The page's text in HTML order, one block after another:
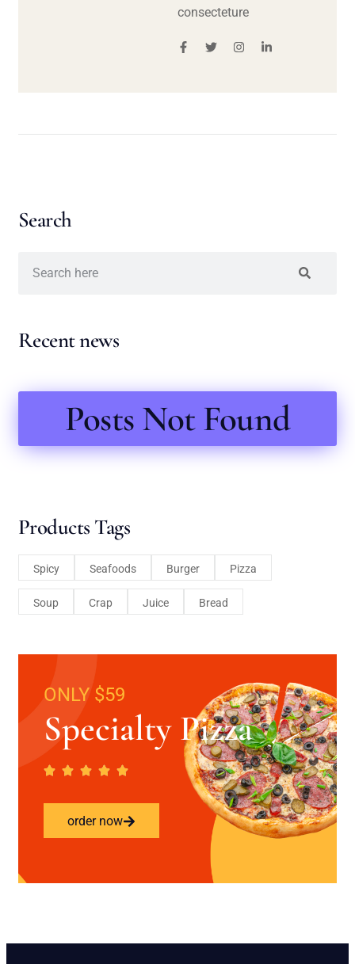
consecteture
Search
Recent news
Posts Not Found
Products Tags
Spicy Seafoods Burger Pizza
Soup Crap Juice Bread
ONLY $59
Specialty Pizza
order now